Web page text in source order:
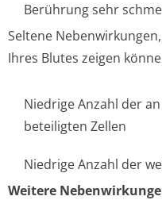
Berührung sehr
Seltene
Ihres Blutes zeigen
Niedrige Anzahl der
beteiligten Zellen
Niedrige Anzahl der
Weitere